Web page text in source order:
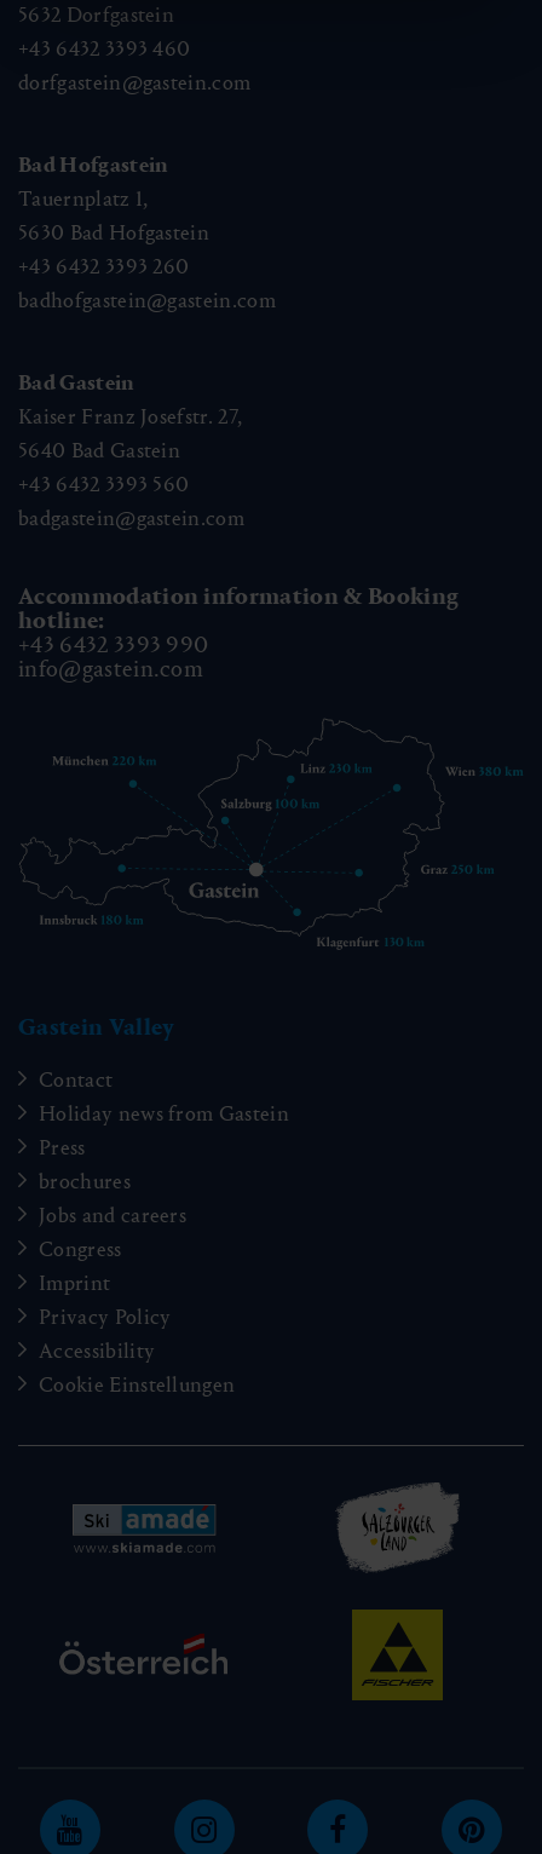
5632 Dorfgastein
+43 6432 3393 460
dorfgastein@gastein.com
Bad Hofgastein
Tauernplatz 1,
5630 Bad Hofgastein
+43 6432 3393 260
badhofgastein@gastein.com
Bad Gastein
Kaiser Franz Josefstr. 27,
5640 Bad Gastein
+43 6432 3393 560
badgastein@gastein.com
Accommodation information & Booking
hotline:
+43 6432 3393 990
info@gastein.com
Gastein Valley
Contact
Holiday news from Gastein
Press
brochures
Jobs and careers
Congress
Imprint
Privacy Policy
Accessibility
Cookie Einstellungen